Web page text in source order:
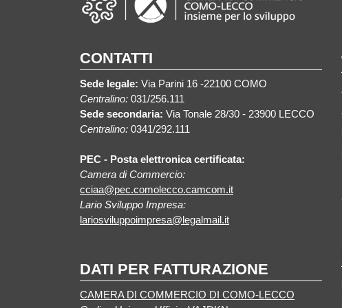
CONTATTI
Sede legale: Via Parini 16 -22100 COMO
Centralino: 031/256.111
Sede secondaria: Via Tonale 28/30 - 23900 LECCO
Centralino: 0341/292.111
PEC - Posta elettronica certificata:
Camera di Commercio:
cciaa@pec.comolecco.camcom.it
Lario Sviluppo Impresa:
lariosviluppoimpresa@legalmail.it
DATI PER FATTURAZIONE
CAMERA DI COMMERCIO DI COMO-LECCO